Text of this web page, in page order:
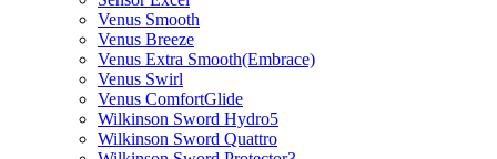
Venus Smooth
Venus Breeze
Venus Extra Smooth(Embrace)
Venus Swirl
Venus ComfortGlide
Wilkinson Sword Hydro5
Wilkinson Sword Quattro